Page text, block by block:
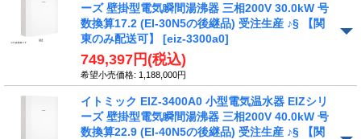
ーズ 壁掛型電気瞬間湯沸器 三相200V 30.0kW 号
数換算17.2 (EI-30N5の後継品) 受注生産 ♪§ 【関
東のみ配送可】 [eiz-3300a0]
749,397円 (税込)
希望小売価格: 1,188,000円
イトミック EIZ-3400A0 小型電気温水器 EIZシリ
ーズ 壁掛型電気瞬間湯沸器 三相200V 40.0kW 号
数換算22.9 (EI-40N5の後継品) 受注生産 ♪§ 【関